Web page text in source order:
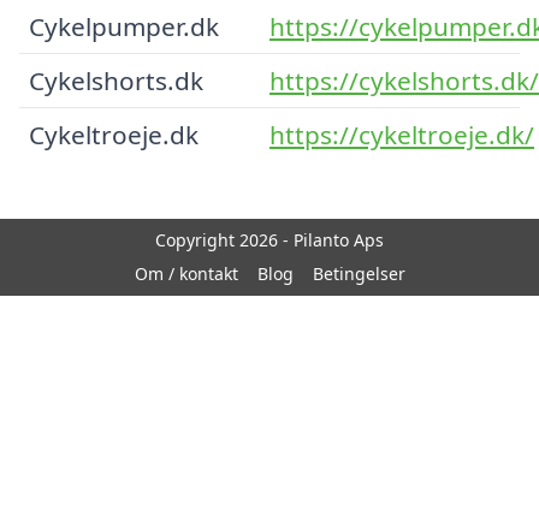
Cykelpumper.dk
https://
Cykelshorts.dk
https://cykelshorts.dk/
Cykeltroeje.dk
https://cykeltroeje.dk/
Copyright 2026 - Pilanto Aps
Om / kontakt
Blog Betingelser